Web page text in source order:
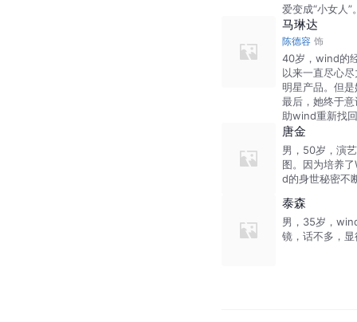
爱变成“小女人”
马琳达
陈德容 饰
40岁，wind的
以来一直尽心
明星产品。但
最后，她终于
助wind重新找
唐金
男，50岁，演
图。因为培养
d的身世秘密不
泰森
男，35岁，
镜，话不多，